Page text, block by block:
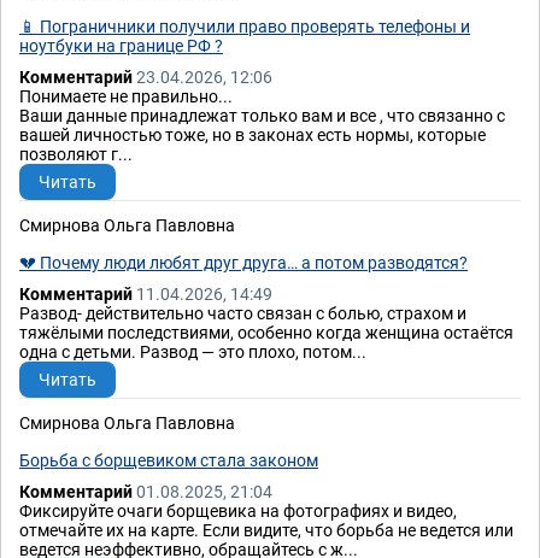
📱 Пограничники получили право проверять телефоны и
ноутбуки на границе РФ ?
Комментарий23.04.2026, 12:06
Понимаете не правильно...
Ваши данные принадлежат только вам и все , что связанно с
вашей личностью тоже, но в законах есть нормы, которые
позволяют г...
Читать
Смирнова Ольга Павловна
💔 Почему люди любят друг друга… а потом разводятся?
Комментарий 11.04.2026, 14:49
Развод- действительно часто связан с болью, страхом и
тяжёлыми последствиями, особенно когда женщина остаётся
одна с детьми. Развод — это плохо, потом...
Читать
Смирнова Ольга Павловна
Борьба с борщевиком стала законом
Комментарий01.08.2025, 21:04
Фиксируйте очаги борщевика на фотографиях и видео,
отмечайте их на карте. Если видите, что борьба не ведется или
ведется неэффективно, обращайтесь с ж...